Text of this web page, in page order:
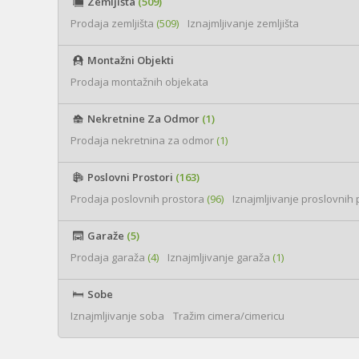
Prodaja zemljišta (509) Iznajmljivanje zemljišta
Montažni Objekti
Prodaja montažnih objekata
Nekretnine Za Odmor (1)
Prodaja nekretnina za odmor (1)
Poslovni Prostori (163)
Prodaja poslovnih prostora (96) Iznajmljivanje proslovnih
Garaže (5)
Prodaja garaža (4) Iznajmljivanje garaža (1)
Sobe
Iznajmljivanje soba
Tražim cimera/cimericu